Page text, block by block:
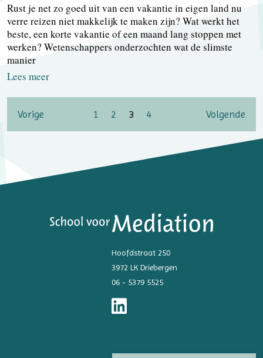
Rust je net zo goed uit van een vakantie in eigen land nu
verre reizen niet makkelijk te maken zijn? Wat werkt het
beste, een korte vakantie of een maand lang stoppen met
werken? Wetenschappers onderzochten wat de slimste
manier
Lees meer
Vorige 1 2 3 4 Volgende
Hoofdstraat 250
3972 LK Driebergen
06 - 5379 5525